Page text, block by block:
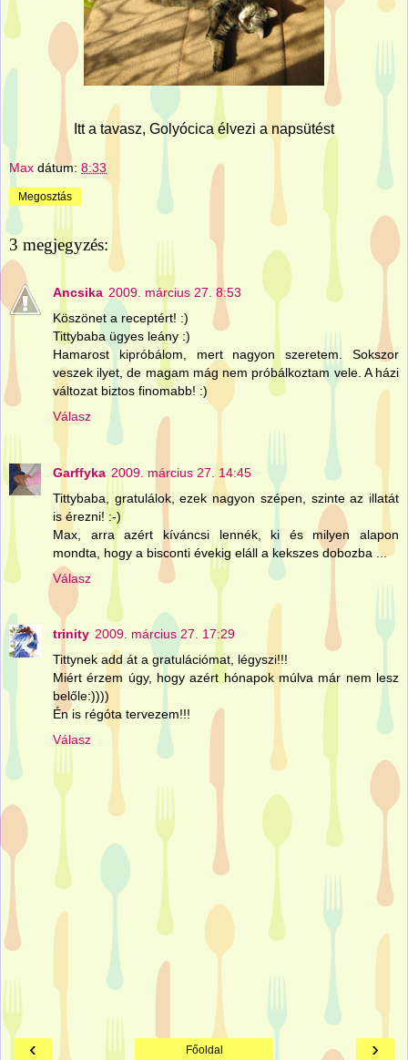
Itt a tavasz, Golyócica élvezi a napsütést
Max dátum: 8:33
Megosztás
3 megjegyzés:
Ancsika 2009. március 27. 8:53
Köszönet a receptért! :)
Tittybaba ügyes leány :)
Hamarost kipróbálom, mert nagyon szeretem. Sokszor
veszek ilyet, de magam mág nem próbálkoztam vele. A házi
változat biztos finomabb! :)
Válasz
Garffyka 2009. március 27. 14:45
Tittybaba, gratulálok, ezek nagyon szépen, szinte az illatát
is érezni! :-)
Max, arra azért kíváncsi lennék, ki és milyen alapon
mondta, hogy a bisconti évekig eláll a kekszes dobozba ...
Válasz
trinity 2009. március 27. 17:29
Tittynek add át a gratulációmat, légyszi!!!
Miért érzem úgy, hogy azért hónapok múlva már nem lesz
belőle:))))
Én is régóta tervezem!!!
Válasz
‹ ›
Főoldal